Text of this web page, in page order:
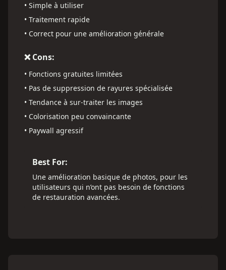
• Simple à utiliser
• Traitement rapide
• Correct pour une amélioration générale
❌ Cons:
• Fonctions gratuites limitées
• Pas de suppression de rayures spécialisée
• Tendance à sur-traiter les images
• Colorisation peu convaincante
• Paywall agressif
Best For:
Une amélioration basique de photos, pour les
utilisateurs qui n’ont pas besoin de fonctions
de restauration avancées.